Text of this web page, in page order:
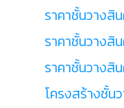
ราคาชั้นวางสิ
ราคาชั้นวางสิ
ราคาชั้นวางสิ
โครงสร้างชั้